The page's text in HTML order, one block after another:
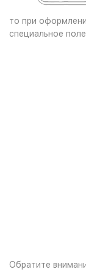
то при
специальное
Обратите